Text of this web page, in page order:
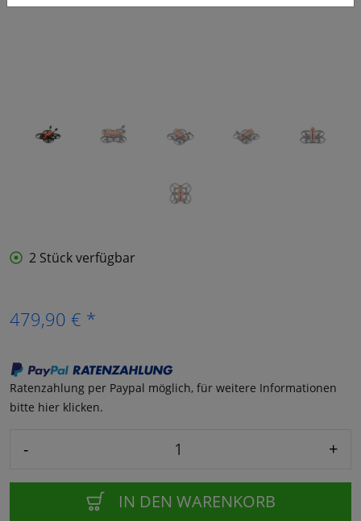
2 Stück verfügbar
479,90 € *
Ratenzahlung per Paypal möglich, für weitere Informationen
bitte hier klicken.
- +
IN DEN WARENKORB